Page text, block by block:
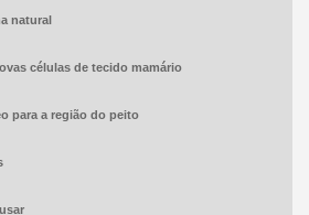
natural
células de tecido mamário
para a região do peito